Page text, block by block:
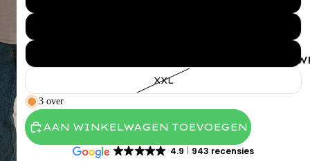
XXL
3 over
AAN WINKELWAGEN TOEVOEGEN
4.9 943 recensies